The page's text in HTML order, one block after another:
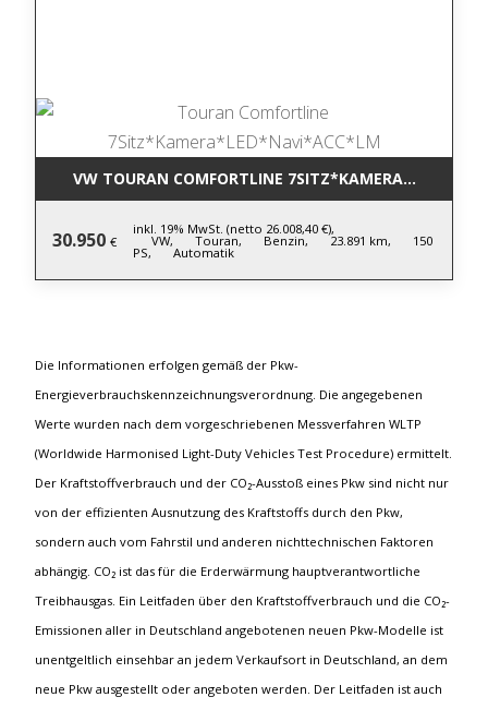
VW TOURAN COMFORTLINE
30.950 €
inkl. 19% MwSt. (netto 26.008,40 €),
VW, Touran, Benzin, 23.891 km, 150
PS, Automatik
Die Informationen erfolgen gemäß der Pkw-
Energieverbrauchskennzeichnungsverordnung. Die angegebenen
Werte wurden nach dem vorgeschriebenen Messverfahren WLTP
(Worldwide Harmonised Light-Duty Vehicles Test Procedure) ermittelt.
Der Kraftstoffverbrauch und der CO₂-Ausstoß eines Pkw sind nicht nur
von der effizienten Ausnutzung des Kraftstoffs durch den Pkw,
sondern auch vom Fahrstil und anderen nichttechnischen Faktoren
abhängig. CO₂ ist das für die Erderwärmung hauptverantwortliche
Treibhausgas. Ein Leitfaden über den Kraftstoffverbrauch und die CO₂-
Emissionen aller in Deutschland angebotenen neuen Pkw-Modelle ist
unentgeltlich einsehbar an jedem Verkaufsort in Deutschland, an dem
neue Pkw ausgestellt oder angeboten werden. Der Leitfaden ist auch